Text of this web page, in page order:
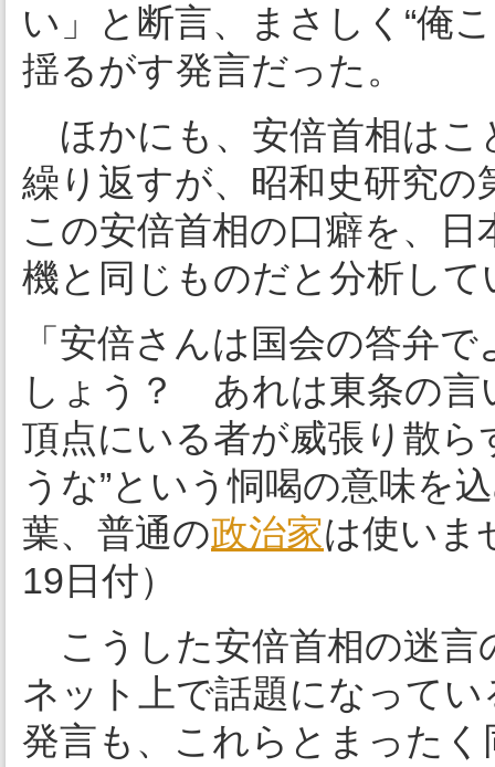
い」と断言、まさしく“俺
揺るがす発言だった。
ほかにも、安倍首相はこ
繰り返すが、昭和史研究
この安倍首相の口癖を、
機と同じものだと分析して
「安倍さんは国会の答弁
しょう？ あれは東条の言
頂点にいる者が威張り散ら
うな”という恫喝の意味を
葉、普通の政治家は使いま
19日付）
こうした安倍首相の迷言
ネット上で話題になって
発言も、これらとまったく